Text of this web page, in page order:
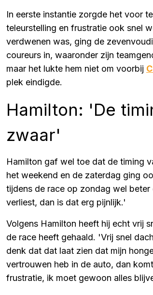
In eerste instantie zorgde het voor
teleurstelling en frustratie ook snel
verdwenen was, ging de
coureurs in, waaronder zijn
maar het lukte hem niet om voorbij
plek eindigde.
Hamilton: 'De
zwaar'
Hamilton gaf wel toe dat de timing
het weekend en de zaterdag ging
tijdens de race op zondag wel
verliest, dan is dat erg pijnlijk.'
Volgens Hamilton heeft hij echt vrij
de race heeft gehaald. 'Vrij snel
denk dat dat laat zien dat mijn
vertrouwen heb in de auto, dan
frustratie, ik moet gewoon alles